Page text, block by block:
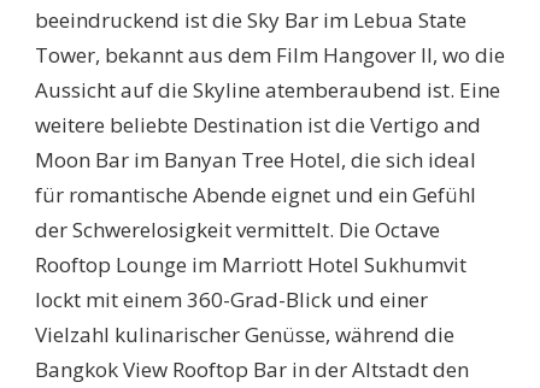
beeindruckend ist die Sky Bar im Lebua State
Tower, bekannt aus dem Film Hangover II, wo die
Aussicht auf die Skyline atemberaubend ist. Eine
weitere beliebte Destination ist die Vertigo and
Moon Bar im Banyan Tree Hotel, die sich ideal
für romantische Abende eignet und ein Gefühl
der Schwerelosigkeit vermittelt. Die Octave
Rooftop Lounge im Marriott Hotel Sukhumvit
lockt mit einem 360-Grad-Blick und einer
Vielzahl kulinarischer Genüsse, während die
Bangkok View Rooftop Bar in der Altstadt den